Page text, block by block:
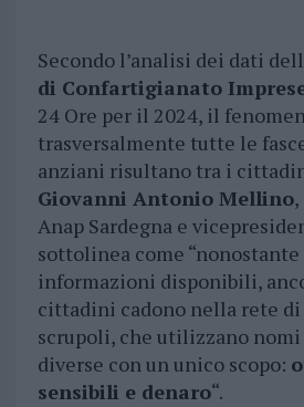
Secondo l’analisi dei dati
di Confartigianato
24 Ore per il 2024, il
trasversalmente tutte le
anziani risultano tra i
Giovanni Antonio Mellino,
Anap Sardegna e
sottolinea come
informazioni disponibili,
cittadini cadono nella rete
scrupoli, che utilizzano
diverse con un unico scopo:
sensibili e denaro“.